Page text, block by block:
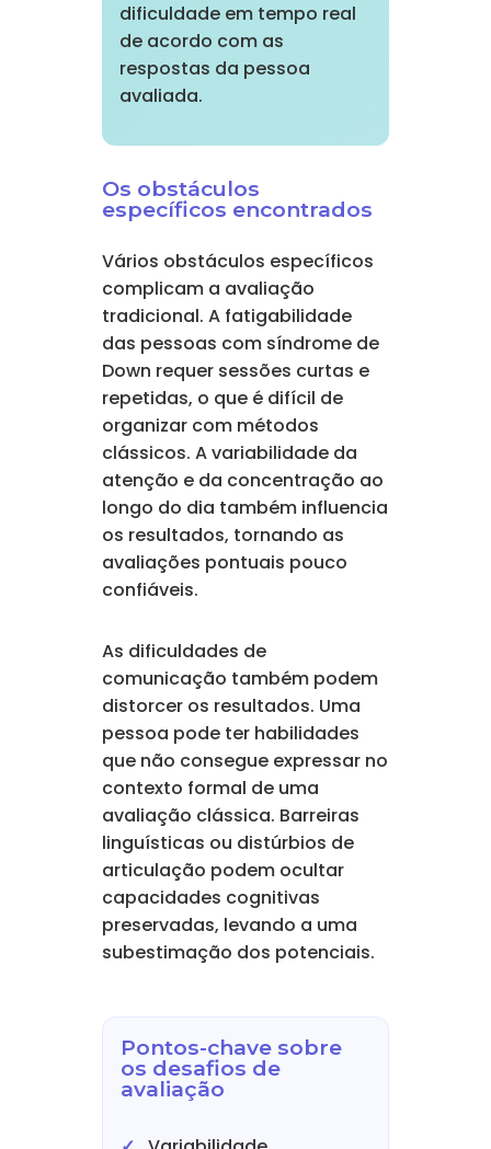
dificuldade em tempo real
de acordo com as
respostas da pessoa
avaliada.
Os obstáculos
específicos encontrados
Vários obstáculos específicos
complicam a avaliação
tradicional. A fatigabilidade
das pessoas com síndrome de
Down requer sessões curtas e
repetidas, o que é difícil de
organizar com métodos
clássicos. A variabilidade da
atenção e da concentração ao
longo do dia também influencia
os resultados, tornando as
avaliações pontuais pouco
confiáveis.
As dificuldades de
comunicação também podem
distorcer os resultados. Uma
pessoa pode ter habilidades
que não consegue expressar no
contexto formal de uma
avaliação clássica. Barreiras
linguísticas ou distúrbios de
articulação podem ocultar
capacidades cognitivas
preservadas, levando a uma
subestimação dos potenciais.
Pontos-chave sobre
os desafios de
avaliação